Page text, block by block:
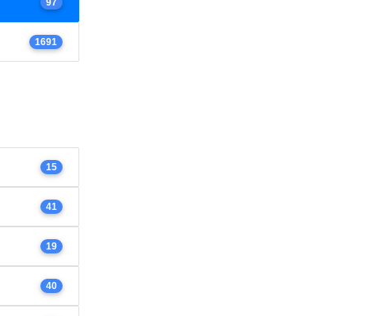
1691
15
41
19
40